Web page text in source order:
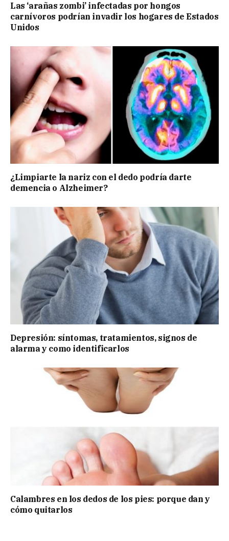
Las ‘arañas zombi’ infectadas por hongos
carnívoros podrían invadir los hogares de Estados
Unidos
¿Limpiarte la nariz con el dedo podría darte
demencia o Alzheimer?
Depresión: síntomas, tratamientos, signos de
alarma y como identificarlos
Calambres en los dedos de los pies: porque dan y
cómo quitarlos